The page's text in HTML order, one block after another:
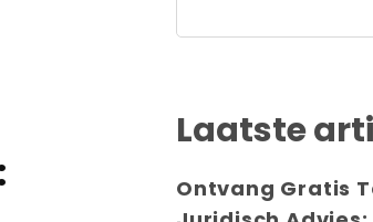
Laatste
Ontvang Gratis